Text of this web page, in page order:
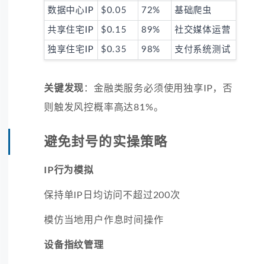
数据中心IP $0.05 72% 基础爬虫
共享住宅IP $0.15 89% 社交媒体运营
独享住宅IP $0.35 98% 支付系统测试
关键发现 ：金融类服务必须使用独享IP，否
则触发风控概率高达81%。
避免封号的实操策略
IP行为模拟
保持单IP日均访问不超过200次
模仿当地用户作息时间操作
设备指纹管理